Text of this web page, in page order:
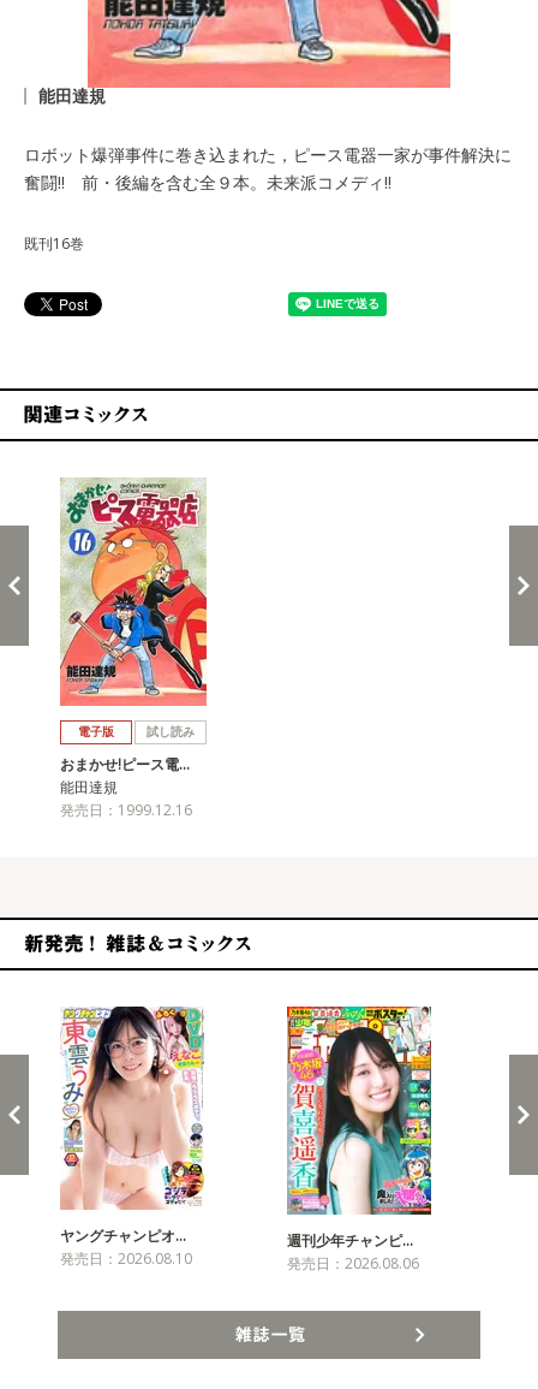
能田達規
ロボット爆弾事件に巻き込まれた，ピース電器一家が事件解決に
奮闘!! 前・後編を含む全９本。未来派コメディ!!
既刊16巻
電子版 試し読み
おまかせ!ピース電…
能田達規
発売日：1999.12.16
ヤングチャンピオ…
発売日：2026.08.10
週刊少年チャンピ…
発売日：2026.08.06